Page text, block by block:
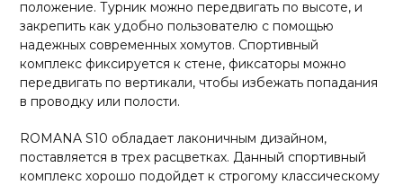
положение. Турник можно передвигать по высоте, и
закрепить как удобно пользователю с помощью
надежных современных хомутов. Спортивный
комплекс фиксируется к стене, фиксаторы можно
передвигать по вертикали, чтобы избежать попадания
в проводку или полости.
ROMANA S10 обладает лаконичным дизайном,
поставляется в трех расцветках. Данный спортивный
комплекс хорошо подойдет к строгому классическому